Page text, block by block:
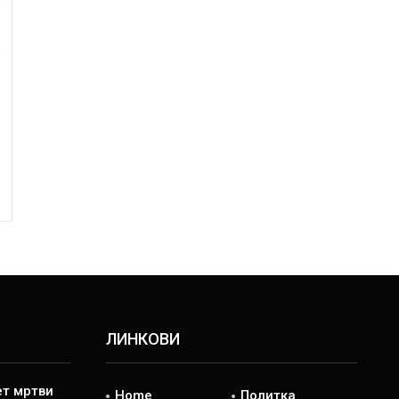
мртви
ЛИНКОВИ
Home Политка